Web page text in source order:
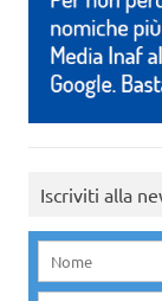
Iscriviti alla